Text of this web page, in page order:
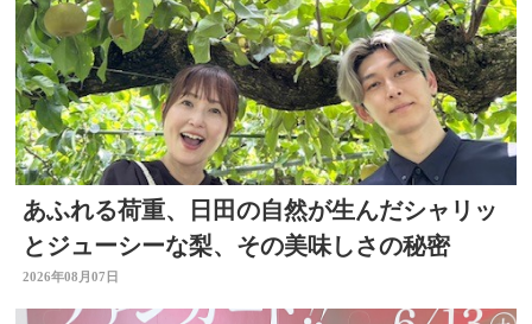
あふれる荷重、日田の自然が生んだシャリッ
とジューシーな梨、その美味しさの秘密
2026年08月07日